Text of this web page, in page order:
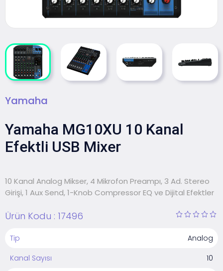
Yamaha
Yamaha MG10XU 10 Kanal
Efektli USB Mixer
10 Kanal Analog Mikser, 4 Mikrofon Preampı, 3 Ad. Stereo
Girişi, 1 Aux Send, 1-Knob Compressor EQ ve Dijital Efektler
Ürün Kodu : 17496
Tip
Analog
Kanal Sayısı
10